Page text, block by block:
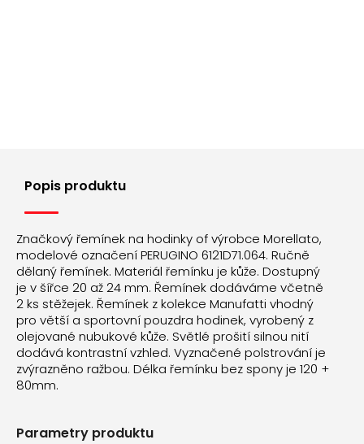
Popis produktu
Značkový řemínek na hodinky of výrobce Morellato,
modelové označení PERUGINO 6121D71.064. Ručně
dělaný řemínek. Materiál řemínku je kůže. Dostupný
je v šířce 20 až 24 mm. Řemínek dodáváme včetně
2 ks stěžejek. Řemínek z kolekce Manufatti vhodný
pro větší a sportovní pouzdra hodinek, vyrobený z
olejované nubukové kůže. Světlé prošití silnou nití
dodává kontrastní vzhled. Vyznačené polstrování je
zvýrazněno ražbou. Délka řemínku bez spony je 120 +
80mm.
Parametry produktu